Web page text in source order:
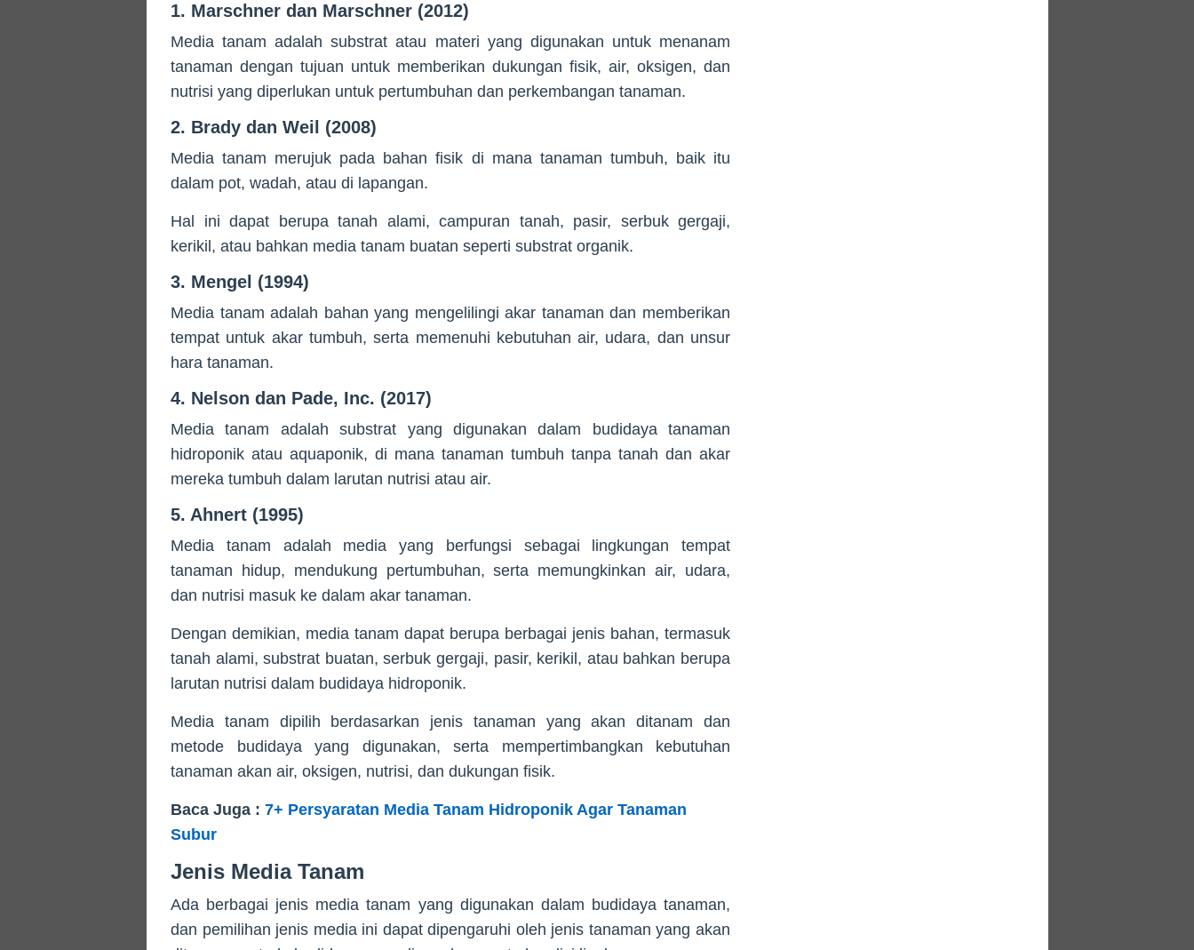
1. Marschner dan Marschner (2012)
Media tanam adalah substrat atau materi yang digunakan untuk menanam
tanaman dengan tujuan untuk memberikan dukungan fisik, air, oksigen, dan
nutrisi yang diperlukan untuk pertumbuhan dan perkembangan tanaman.
2. Brady dan Weil (2008)
Media tanam merujuk pada bahan fisik di mana tanaman tumbuh, baik itu
dalam pot, wadah, atau di lapangan.
Hal ini dapat berupa tanah alami, campuran tanah, pasir, serbuk gergaji,
kerikil, atau bahkan media tanam buatan seperti substrat organik.
3. Mengel (1994)
Media tanam adalah bahan yang mengelilingi akar tanaman dan memberikan
tempat untuk akar tumbuh, serta memenuhi kebutuhan air, udara, dan unsur
hara tanaman.
4. Nelson dan Pade, Inc. (2017)
Media tanam adalah substrat yang digunakan dalam budidaya tanaman
hidroponik atau aquaponik, di mana tanaman tumbuh tanpa tanah dan akar
mereka tumbuh dalam larutan nutrisi atau air.
5. Ahnert (1995)
Media tanam adalah media yang berfungsi sebagai lingkungan tempat
tanaman hidup, mendukung pertumbuhan, serta memungkinkan air, udara,
dan nutrisi masuk ke dalam akar tanaman.
Dengan demikian, media tanam dapat berupa berbagai jenis bahan, termasuk
tanah alami, substrat buatan, serbuk gergaji, pasir, kerikil, atau bahkan berupa
larutan nutrisi dalam budidaya hidroponik.
Media tanam dipilih berdasarkan jenis tanaman yang akan ditanam dan
metode budidaya yang digunakan, serta mempertimbangkan kebutuhan
tanaman akan air, oksigen, nutrisi, dan dukungan fisik.
Baca Juga : 7+ Persyaratan Media Tanam Hidroponik Agar Tanaman
Subur
Jenis Media Tanam
Ada berbagai jenis media tanam yang digunakan dalam budidaya tanaman,
dan pemilihan jenis media ini dapat dipengaruhi oleh jenis tanaman yang akan